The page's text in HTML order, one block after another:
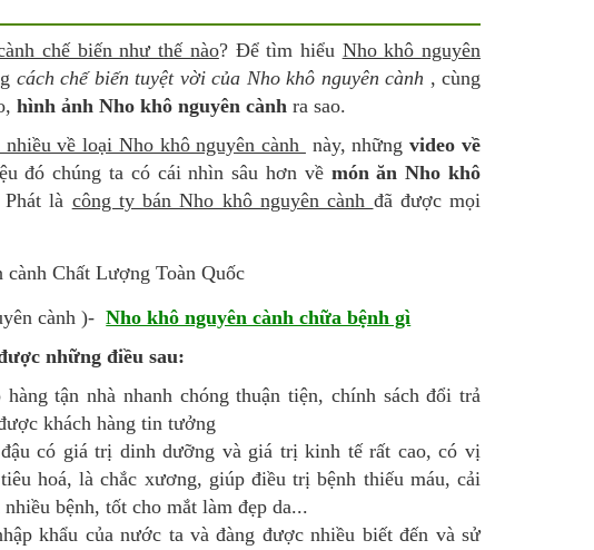
chế biến như thế nào? Để tìm hiểu Nho khô nguyên
cách chế biến tuyệt vời của Nho khô nguyên cành , cùng
hình ảnh Nho khô nguyên cành ra sao.
về loại Nho khô nguyên cành này, nhữngvideo về
đó chúng ta có cái nhìn sâu hơn về món ăn Nho khô
là công ty bán Nho khô nguyên cành đã được mọi
cành )-Nho khô nguyên cành chữa bệnh gì
những điều sau:
tận nhà nhanh chóng thuận tiện, chính sách đổi trả
khách hàng tin tưởng
có giá trị dinh dưỡng và giá trị kinh tế rất cao, có vị
hoá, là chắc xương, giúp điều trị bệnh thiếu máu, cải
bệnh, tốt cho mắt làm đẹp da...
khẩu của nước ta và đàng được nhiều biết đến và sử